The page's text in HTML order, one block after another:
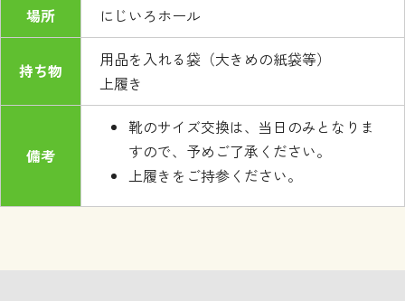
場所
にじいろホール
持ち物
用品を入れる袋（大きめの紙袋等）
上履き
備考
靴のサイズ交換は、当日のみとなりま
すので、予めご了承ください。
上履きをご持参ください。